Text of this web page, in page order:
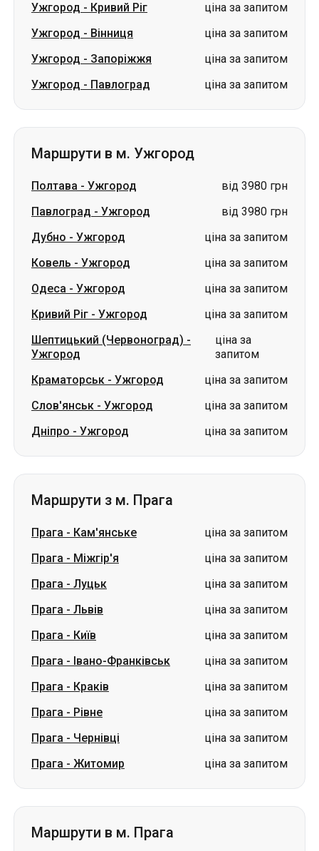
Ужгород - Кривий Ріг
ціна за запитом
Ужгород - Вінниця
ціна за запитом
Ужгород - Запоріжжя
ціна за запитом
Ужгород - Павлоград ціна за запитом
Маршрути в м. Ужгород
Полтава - Ужгород
від 3980 грн
Павлоград - Ужгород
від 3980 грн
Дубно - Ужгород
ціна за запитом
Ковель - Ужгород
ціна за запитом
Одеса - Ужгород
ціна за запитом
Кривий Ріг - Ужгород
ціна за запитом
Шептицький (Червоноград) -
Ужгород
ціна за
запитом
Краматорськ - Ужгород
ціна за запитом
Слов'янськ - Ужгород
ціна за запитом
Дніпро - Ужгород ціна за запитом
Маршрути з м. Прага
Прага - Кам'янське
ціна за запитом
Прага - Міжгір'я
ціна за запитом
Прага - Луцьк
ціна за запитом
Прага - Львів
ціна за запитом
Прага - Київ
ціна за запитом
Прага - Івано-Франківськ
ціна за запитом
Прага - Краків
ціна за запитом
Прага - Рівне
ціна за запитом
Прага - Чернівці
ціна за запитом
Прага - Житомир ціна за запитом
Маршрути в м. Прага